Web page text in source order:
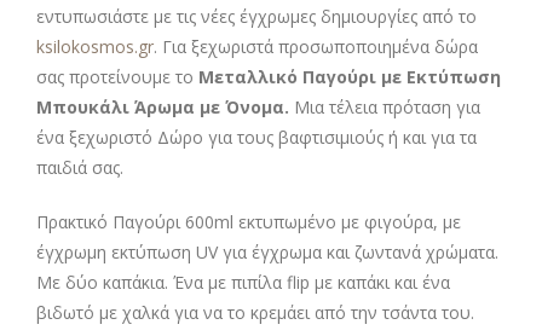
εντυπωσιάστε με τις νέες έγχρωμες δημιουργίες από το
ksilokosmos.gr. Για ξεχωριστά προσωποποιημένα δώρα
σας προτείνουμε το Μεταλλικό Παγούρι με Εκτύπωση
Μπουκάλι Άρωμα με Όνομα. Μια τέλεια πρόταση για
ένα ξεχωριστό Δώρο για τους βαφτισιμιούς ή και για τα
παιδιά σας.
Πρακτικό Παγούρι 600ml εκτυπωμένο με φιγούρα, με
έγχρωμη εκτύπωση UV για έγχρωμα και ζωντανά χρώματα.
Με δύο καπάκια. Ένα με πιπίλα flip με καπάκι και ένα
βιδωτό με χαλκά για να το κρεμάει από την τσάντα του.